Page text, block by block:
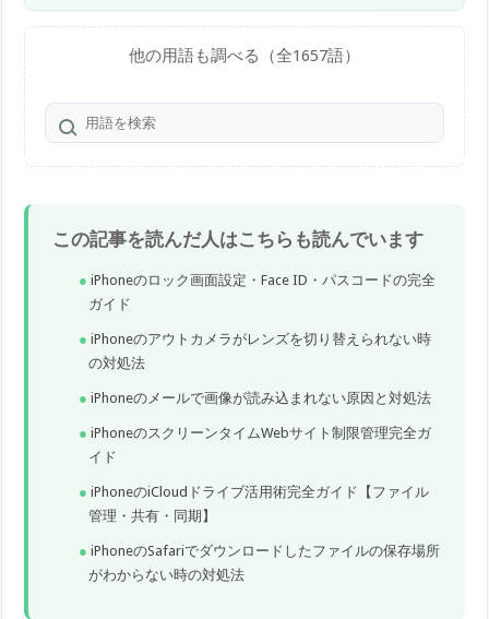
他の用語も調べる（全1657語）
この記事を読んだ人はこちらも読んでいます
iPhoneのロック画面設定・Face ID・パスコードの完全
ガイド
iPhoneのアウトカメラがレンズを切り替えられない時
の対処法
iPhoneのメールで画像が読み込まれない原因と対処法
iPhoneのスクリーンタイムWebサイト制限管理完全ガ
イド
iPhoneのiCloudドライブ活用術完全ガイド【ファイル
管理・共有・同期】
iPhoneのSafariでダウンロードしたファイルの保存場所
がわからない時の対処法